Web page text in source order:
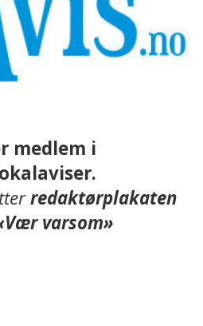
medlem i
redaktørplakaten
varsom»